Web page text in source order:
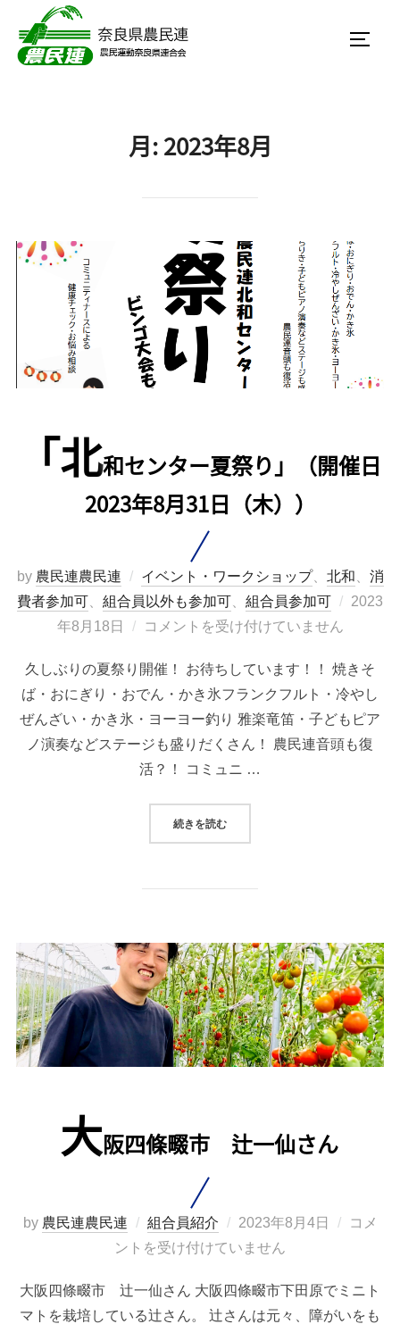
月:2023年8月
「北和センター夏祭り」（開催日
2023年8月31日（木））
by 農民連農民連 イベント・ワークショップ、 北和
消
費者参加可
組合員以外も参加可 組合員参加可
投
2023
年8月18日
コメントを受け付けていません
久しぶりの夏祭り開催！ お待ちしています！！ 焼きそ
ば・おにぎり・おでん・かき氷フランクフルト・冷やし
ぜんざい・かき氷・ヨーヨー釣り 雅楽竜笛・子どもピア
ノ演奏などステージも盛りだくさん！ 農民連音頭も復
活？！ コミュニ …
続きを読む“「北和センター夏祭り」（開催日
大阪四條畷市 辻一仙さん
by 農民連農民連 組合員紹介
投
稿
2023年8月4日
コメ
ントを受け付けていません
大阪四條畷市 辻一仙さん 大阪四條畷市下田原でミニト
マトを栽培している辻さん。 辻さんは元々、障がいをも